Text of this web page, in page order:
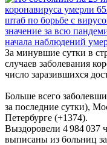
За минувшие сутки в
случаев заболевания
число заразившихся
Больше всего
за последние сутки),
Петербурге (+1374).
Выздоровели 4 984 037
выписаны из больниц